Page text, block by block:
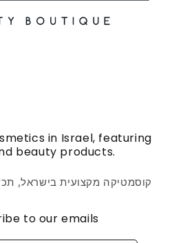
in Israel, featuring
beauty products.
קוסמטיקה מקצועית בישראל,
to our emails